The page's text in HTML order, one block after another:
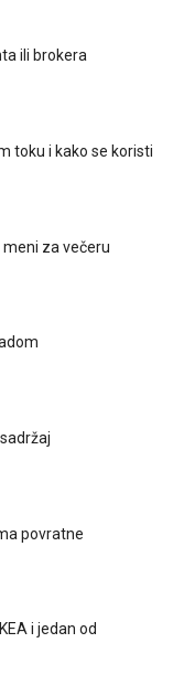
ili brokera
toku i kako se koristi
za večeru
povratne
i jedan od